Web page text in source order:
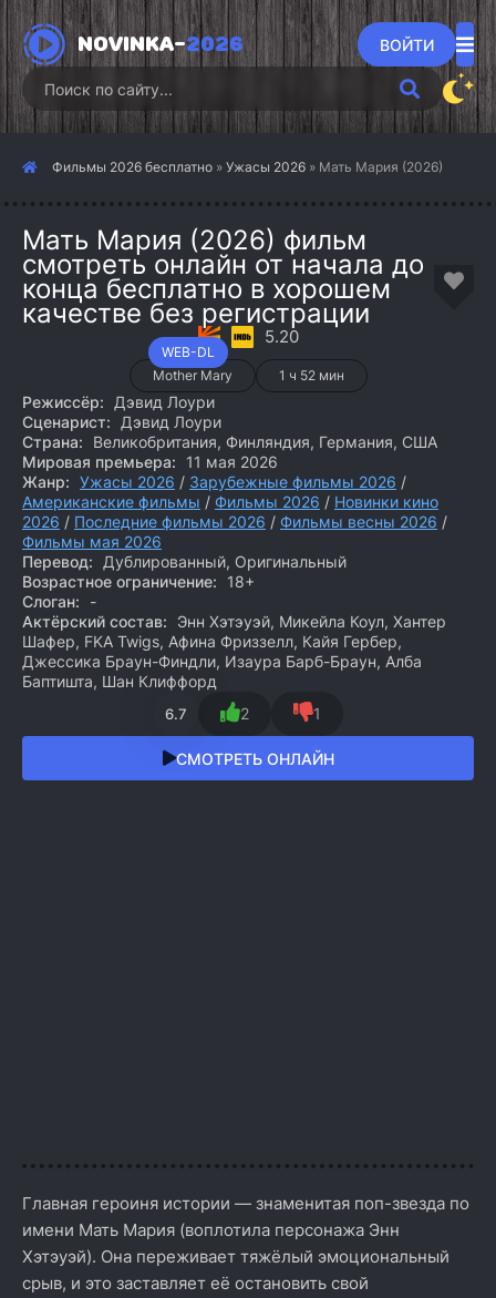
NOVINKA-2026 ВОЙТИ
Фильмы 2026 бесплатно » Ужасы 2026 » Мать Мария (2026)
Мать Мария (2026) фильм
смотреть онлайн от начала до
конца бесплатно в хорошем
качестве без регистрации
WEB-DL
5.20
Mother Mary 1 ч 52 мин
Режиссёр:
Дэвид Лоури
Сценарист:
Дэвид Лоури
Страна:
Великобритания, Финляндия, Германия, США
Мировая премьера:
11 мая 2026
Жанр: Ужасы 2026 / Зарубежные фильмы 2026 /
Американские фильмы / Фильмы 2026 / Новинки кино
2026 / Последние фильмы 2026 / Фильмы весны 2026 /
Фильмы мая 2026
Перевод:
Дублированный, Оригинальный
Возрастное ограничение:
18+
Слоган:
-
Актёрский состав:
Энн Хэтэуэй, Микейла Коул, Хантер
Шафер, FKA Twigs, Афина Фриззелл, Кайя Гербер,
Джессика Браун-Финдли, Изаура Барб-Браун, Алба
Баптишта, Шан Клиффорд
6.7 2 1
СМОТРЕТЬ ОНЛАЙН
Главная героиня истории — знаменитая поп-звезда по
имени Мать Мария (воплотила персонажа Энн
Хэтэуэй). Она переживает тяжёлый эмоциональный
срыв, и это заставляет её остановить свой